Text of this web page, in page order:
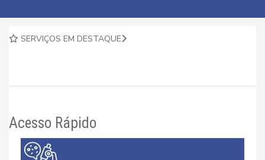
SERVIÇOS EM DESTAQUE
Acesso Rápido